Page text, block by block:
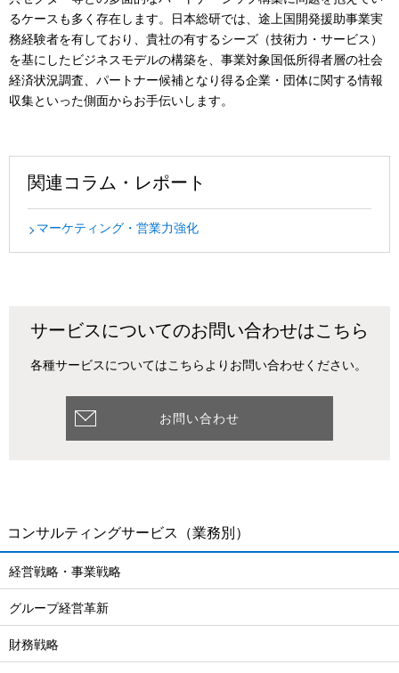
るケースも多く存在します。日本総研では、途上国開発援助事業実
務経験者を有しており、貴社の有するシーズ（技術力・サービス）
を基にしたビジネスモデルの構築を、事業対象国低所得者層の社会
経済状況調査、パートナー候補となり得る企業・団体に関する情報
収集といった側面からお手伝いします。
関連コラム・レポート
マーケティング・営業力強化
サービスについてのお問い合わせはこちら
各種サービスについてはこちらよりお問い合わせください。
お問い合わせ
コンサルティングサービス （業務別）
経営戦略・事業戦略
グループ経営革新
財務戦略